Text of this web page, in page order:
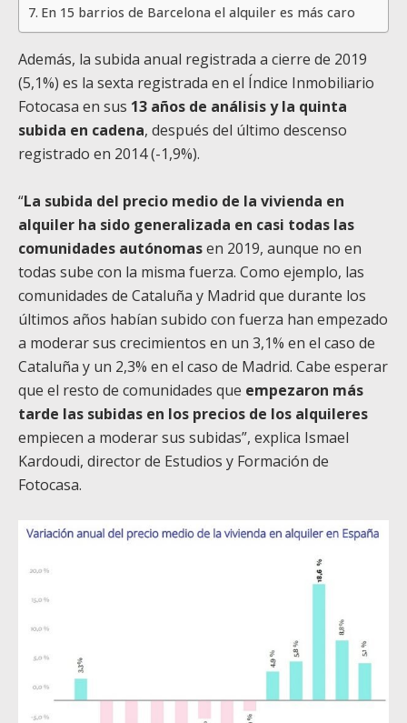
En 15 barrios de Barcelona el alquiler es más caro
Además, la subida anual registrada a cierre de 2019
(5,1%) es la sexta registrada en el Índice Inmobiliario
Fotocasa en sus 13 años de análisis y la quinta
subida en cadena, después del último descenso
registrado en 2014 (-1,9%).
“La subida del precio medio de la vivienda en
alquiler ha sido generalizada en casi todas las
comunidades autónomasen 2019, aunque no en
todas sube con la misma fuerza. Como ejemplo, las
comunidades de Cataluña y Madrid que durante los
últimos años habían subido con fuerza han empezado
a moderar sus crecimientos en un 3,1% en el caso de
Cataluña y un 2,3% en el caso de Madrid. Cabe esperar
que el resto de comunidades que empezaron más
tarde las subidas en los precios de los alquileres
empiecen a moderar sus subidas”, explica Ismael
Kardoudi, director de Estudios y Formación de
Fotocasa.